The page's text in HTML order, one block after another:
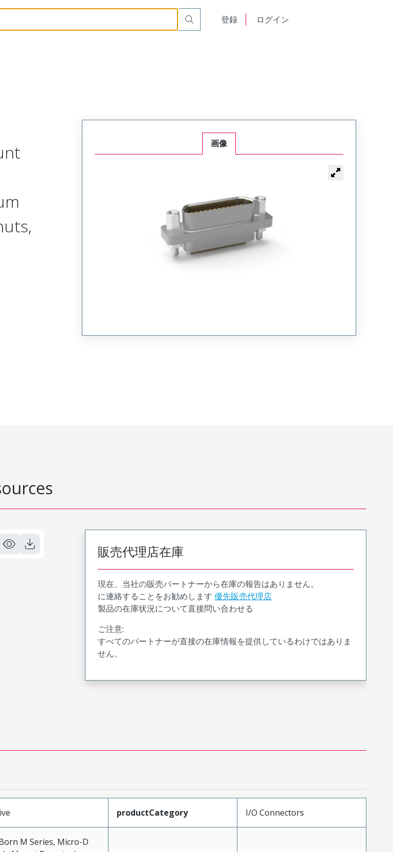
登録 ログイン
Receptacle MM-322-069-261-22CM-900
画像
販売代理店在庫
現在、当社の販売パートナーから在庫の報告はありません。
に連絡することをお勧めします 優先販売代理店
製品の在庫状況について直接問い合わせる
ご注意:
すべてのパートナーが直接の在庫情報を提供しているわけではありま
せん。
productCategory I/O Connectors
M Series, Micro-D